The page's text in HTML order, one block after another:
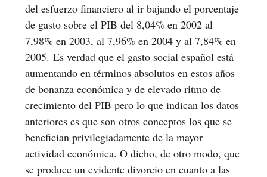
del esfuerzo financiero al ir bajando el porcentaje
de gasto sobre el PIB del 8,04% en 2002 al
7,98% en 2003, al 7,96% en 2004 y al 7,84% en
2005. Es verdad que el gasto social español está
aumentando en términos absolutos en estos años
de bonanza económica y de elevado ritmo de
crecimiento del PIB pero lo que indican los datos
anteriores es que son otros conceptos los que se
benefician privilegiadamente de la mayor
actividad económica. O dicho, de otro modo, que
se produce un evidente divorcio en cuanto a las